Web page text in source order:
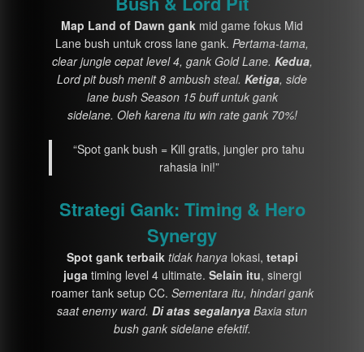
Map Land of Dawn gank mid game fokus Mid
Lane bush untuk cross lane gank. Pertama-tama,
clear jungle cepat level 4, gank Gold Lane. Kedua,
Lord pit bush menit 8 ambush steal. Ketiga, side
lane bush Season 15 buff untuk gank
sidelane. Oleh karena itu win rate gank 70%!
“Spot gank bush = Kill gratis, jungler pro tahu
rahasia ini!”
Strategi Gank: Timing & Hero
Synergy
Spot gank terbaik tidak hanyalokasi, tetapi
juga timing level 4 ultimate. Selain itu, sinergi
roamer tank setup CC. Sementara itu, hindari gank
saat enemy ward. Di atas segalanya Baxia stun
bush gank sidelane efektif.